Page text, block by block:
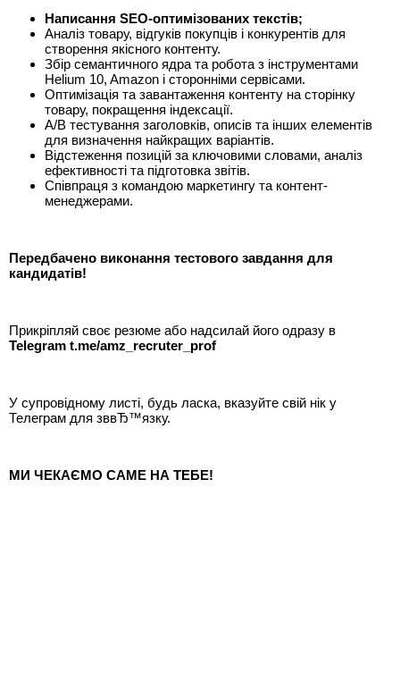
Написання SEO-оптимізованих текстів;
Аналіз товару, відгуків покупців і конкурентів для
створення якісного контенту.
Збір семантичного ядра та робота з інструментами
Helium 10, Amazon і сторонніми сервісами.
Оптимізація та завантаження контенту на сторінку
товару, покращення індексації.
A/B тестування заголовків, описів та інших елементів
для визначення найкращих варіантів.
Відстеження позицій за ключовими словами, аналіз
ефективності та підготовка звітів.
Співпраця з командою маркетингу та контент-
менеджерами.
Передбачено виконання тестового завдання для
кандидатів!
Прикріпляй своє резюме або надсилай його одразу в
Telegram t.me/amz_recruter_prof
У супровідному листі, будь ласка, вказуйте свій нік у
Телеграм для зввЂ™язку.
МИ ЧЕКАЄМО САМЕ НА ТЕБЕ!